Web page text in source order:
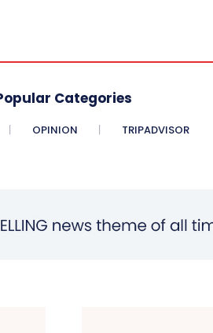
Categories
OPINION TRIPADVISOR